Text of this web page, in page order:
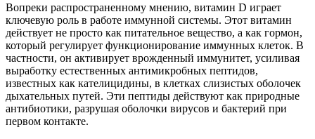
Вопреки распространенному мнению, витамин D играет
ключевую роль в работе иммунной системы. Этот витамин
действует не просто как питательное вещество, а как гормон,
который регулирует функционирование иммунных клеток. В
частности, он активирует врожденный иммунитет, усиливая
выработку естественных антимикробных пептидов,
известных как кателицидины, в клетках слизистых оболочек
дыхательных путей. Эти пептиды действуют как природные
антибиотики, разрушая оболочки вирусов и бактерий при
первом контакте.